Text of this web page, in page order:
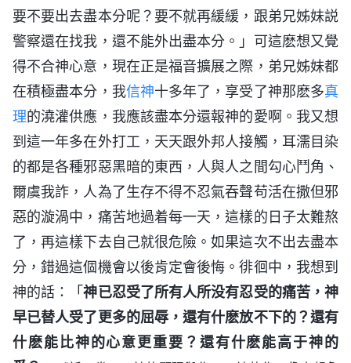
要不要出去盡本分呢？要不就再緩緩，跟弟兄姊妹説
警察還在找我，還不能外出盡本分。」可這麽想又覺
得不合神心意，現在正是福音擴展之際，弟兄姊妹都
在積極盡本分，我信神十多年了，享受了神那麽多真
理的澆灌供應，我應該盡本分還報神的愛啊。我又想
到這一年多在外打工，天天跟外邦人接觸，耳濡目染
的都是各種邪惡黑暗的東西，人與人之間勾心鬥角、
爾虞我詐，人為了生存不得不忍氣吞聲苟活在撒但邪
惡的漩渦中，痛苦地過着每一天，這樣的日子太難熬
了，再這樣下去自己就很危險。如果這次不出去盡本
分，錯過這個機會以後肯定會後悔。徘徊中，我想到
神的話：「神已忍受了所有人所没有忍受的痛苦，神
早已替人受了更多的屈辱，還有什麽放不下的？還有
什麽能比神的心意更重要？還有什麽能高于神的